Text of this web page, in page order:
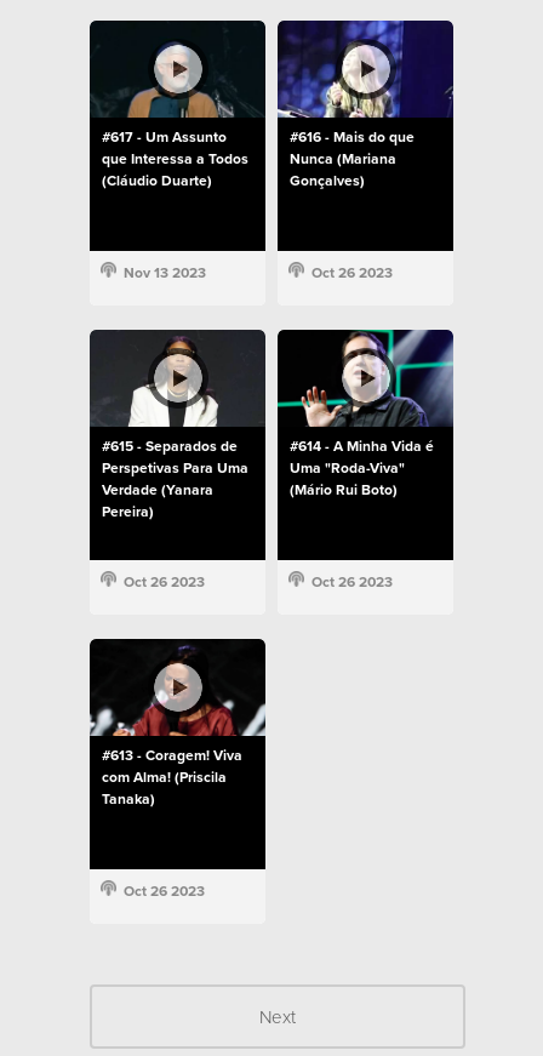
#617 - Um Assunto
que Interessa a Todos
(Cláudio Duarte)
Nov 13 2023
#616 - Mais do que
Nunca (Mariana
Gonçalves)
Oct 26 2023
#615 - Separados de
Perspetivas Para Uma
Verdade (Yanara
Pereira)
Oct 26 2023
#614 - A Minha Vida é
Uma "Roda-Viva"
(Mário Rui Boto)
Oct 26 2023
#613 - Coragem! Viva
com Alma! (Priscila
Tanaka)
Oct 26 2023
Next